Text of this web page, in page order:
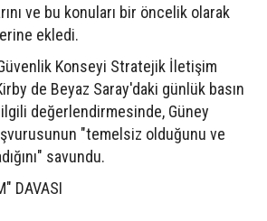
ve bu konuları bir öncelik olarak
ekledi.
Konseyi Stratejik İletişim
de Beyaz Saray'daki günlük basın
değerlendirmesinde, Güney
"temelsiz olduğunu ve
savundu.
DAVASI